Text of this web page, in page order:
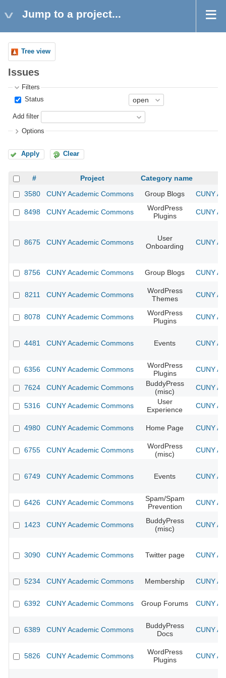
Jump to a project...
Tree view
Issues
Filters
Status
Add filter
Options
Apply Clear
# Project
Category name
3580
CUNY Academic Commons Group Blogs CUNY
8498 CUNY Academic Commons
WordPress
Plugins
CUNY
8675 CUNY Academic Commons
User
Onboarding
CUNY
8756 CUNY Academic Commons Group Blogs CUNY
8211 CUNY Academic Commons
WordPress
Themes
CUNY
8078 CUNY Academic Commons
WordPress
Plugins
CUNY
4481 CUNY Academic Commons Events CUNY
6356 CUNY Academic Commons
WordPress
Plugins
CUNY
7624 CUNY Academic Commons
BuddyPress
(misc)
CUNY
5316 CUNY Academic Commons
User
Experience
CUNY
4980 CUNY Academic Commons Home Page CUNY
6755 CUNY Academic Commons
WordPress
(misc)
CUNY
6749 CUNY Academic Commons Events CUNY
6426 CUNY Academic Commons
Spam/Spam
Prevention
CUNY
1423 CUNY Academic Commons
BuddyPress
(misc)
CUNY
3090 CUNY Academic Commons Twitter page CUNY
5234 CUNY Academic Commons Membership CUNY
6392 CUNY Academic Commons Group Forums CUNY
6389 CUNY Academic Commons
BuddyPress
Docs
CUNY
5826 CUNY Academic Commons
WordPress
Plugins
CUNY